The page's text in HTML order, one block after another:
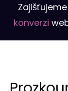
Zajišťujeme
konverzi